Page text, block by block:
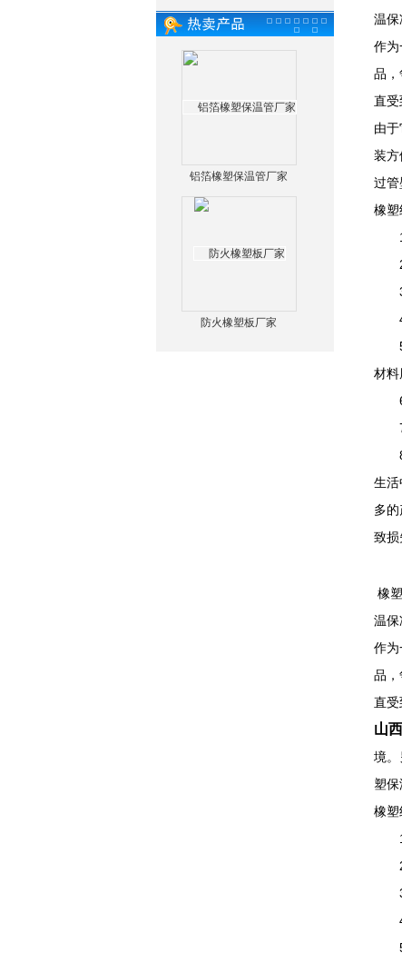
铝箔橡塑保温管厂家
防火橡塑板厂家
温保
作为
品，
直受
由
装方
过管
橡塑
1
2
3
4
5
材料
6
7
8
生活
多
致损
橡
温保
作为
品，
直受
山
境。
塑
橡塑
1
2
3
4
5